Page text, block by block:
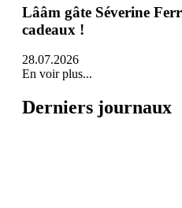
Lââm gâte Séverine
cadeaux !
28.07.2026
En voir plus...
Derniers journaux